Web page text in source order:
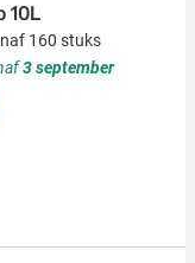
10L
160 stuks
3 september